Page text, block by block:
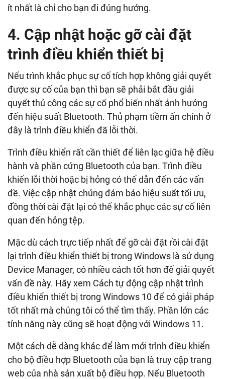
ít nhất là chỉ cho bạn đi đúng hướng.
4. Cập nhật hoặc gỡ cài đặt
trình điều khiển thiết bị
Nếu trình khắc phục sự cố tích hợp không giải quyết
được sự cố của bạn thì bạn sẽ phải bắt đầu giải
quyết thủ công các sự cố phổ biến nhất ảnh hưởng
đến hiệu suất Bluetooth. Thủ phạm tiềm ẩn chính ở
đây là trình điều khiển đã lỗi thời.
Trình điều khiển rất cần thiết để liên lạc giữa hệ điều
hành và phần cứng Bluetooth của bạn. Trình điều
khiển lỗi thời hoặc bị hỏng có thể dẫn đến các vấn
đề. Việc cập nhật chúng đảm bảo hiệu suất tối ưu,
đồng thời cài đặt lại có thể khắc phục các sự cố liên
quan đến hỏng tệp.
Mặc dù cách trực tiếp nhất để gỡ cài đặt rồi cài đặt
lại trình điều khiển thiết bị trong Windows là sử dụng
Device Manager, có nhiều cách tốt hơn để giải quyết
vấn đề này. Hãy xem Cách tự động cập nhật trình
điều khiển thiết bị trong Windows 10 để có giải pháp
tốt nhất mà chúng tôi có thể tìm thấy. Phần lớn các
tính năng này cũng sẽ hoạt động với Windows 11.
Một cách dễ dàng khác để làm mới trình điều khiển
cho bộ điều hợp Bluetooth của bạn là truy cập trang
web của nhà sản xuất bộ điều hợp. Nếu Bluetooth